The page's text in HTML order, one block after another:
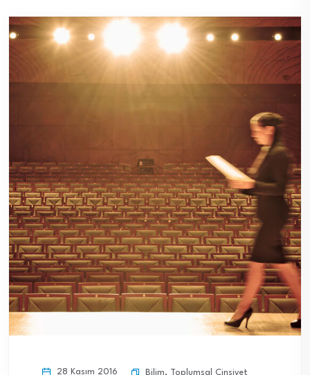
28 Kasım 2016 Bilim, Toplumsal Cinsiyet